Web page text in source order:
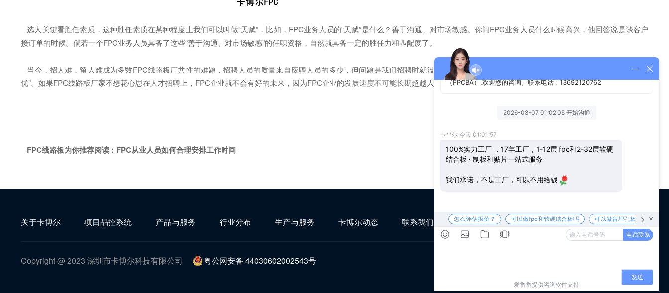
选人关键看胜任素质，这种胜任素质在某种程度上我们可以叫做“天赋”，比如，FPC业务人员的“天赋”是什么？善于沟通、对市场敏感。你问FPC业务人员什么时候高兴，他回答说是谈客户
接订单的时候。倘若一个FPC业务人员具备了这些“善于沟通、对市场敏感”的任职资格，自然就具备一定的胜任力和匹配度了。
当今，招人难，留人难成为多数FPC线路板厂共性的难题，招聘人员的质量来自应聘人员的多少，但问题是我们招聘时就没有多少人来面试，我们有些FPC厂家甚至不惜“滥竽充数，以劣充
优”。如果FPC线路板厂家不想花心思在人才招聘上，FPC企业就不会有好的未来，因为FPC企业的发展速度不可能长期超越人力资源的发展速度。
FPC线路板为你推荐阅读： FPC从业人员如何合理安排工作时间
关于卡博尔 项目品控系统 产品与服务 行业分布 生产与服务 卡博尔动态 联系我们
Copyright @ 2023 深圳市卡博尔科技有限公司
粤公网安备 44030602002543号
微信公众号